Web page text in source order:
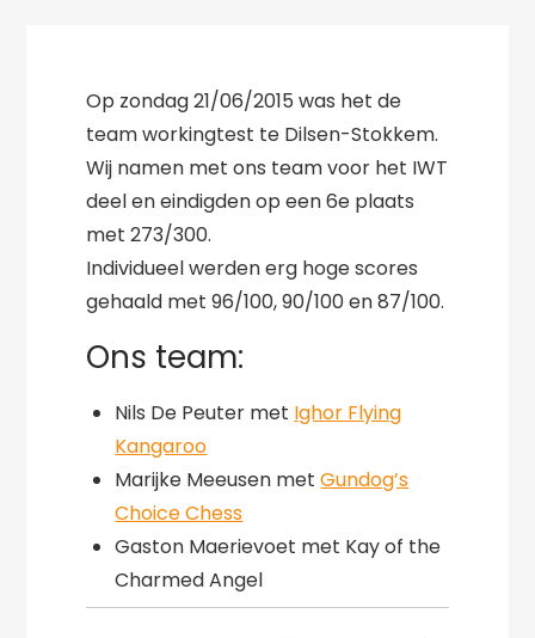
Op zondag 21/06/2015 was het de
team workingtest te Dilsen-Stokkem.
Wij namen met ons team voor het IWT
deel en eindigden op een 6e plaats
met 273/300.
Individueel werden erg hoge scores
gehaald met 96/100, 90/100 en 87/100.
Ons team:
Nils De Peuter met Ighor Flying
Kangaroo
Marijke Meeusen metGundog’s
Choice Chess
Gaston Maerievoet met Kay of the
Charmed Angel